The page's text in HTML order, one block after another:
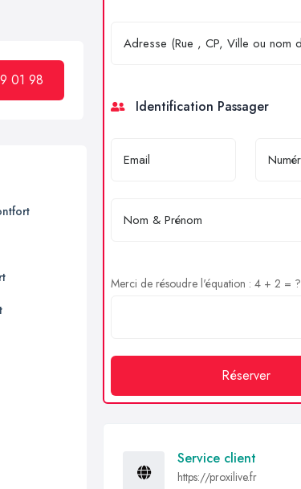
01 98
Identification Passager
Merci de résoudre l'équation : 4 + 2 = ?
Réserver
Service client
https://proxilive.fr